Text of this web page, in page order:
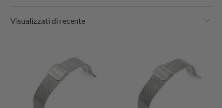
Visualizzati di recente